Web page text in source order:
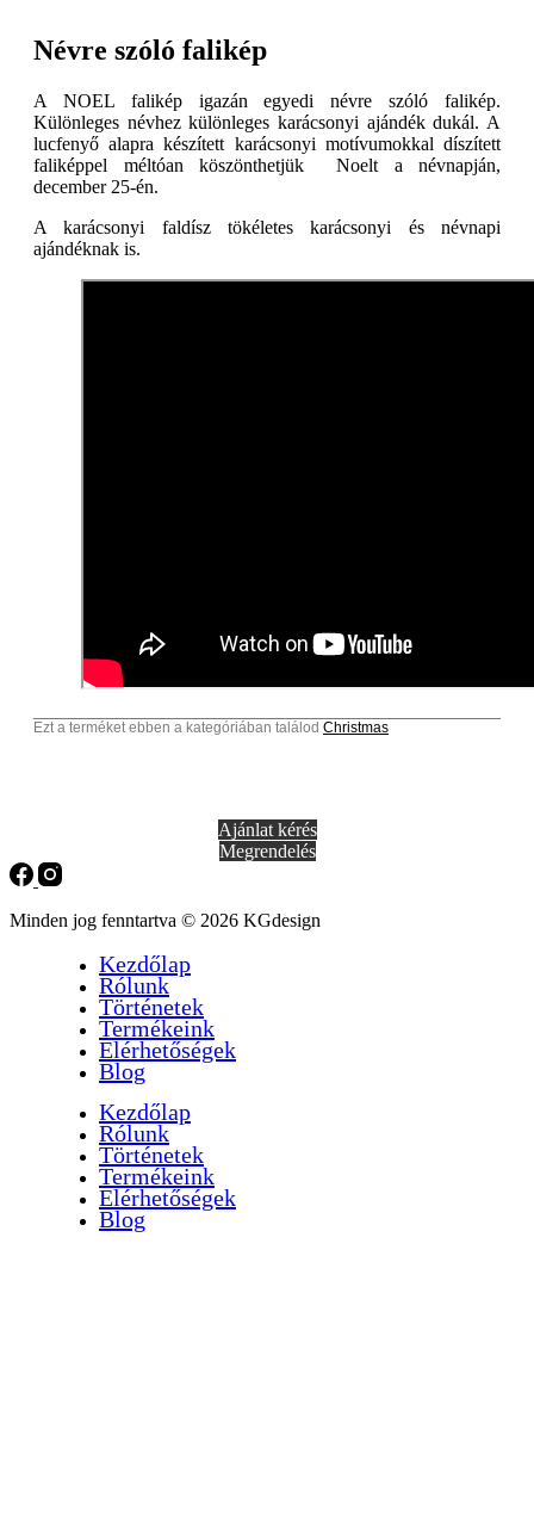
Névre szóló falikép
A NOEL falikép igazán egyedi névre szóló falikép.
Különleges névhez különleges karácsonyi ajándék dukál. A
lucfenyő alapra készített karácsonyi motívumokkal díszített
faliképpel méltóan köszönthetjük Noelt a névnapján,
december 25-én.
A karácsonyi faldísz tökéletes karácsonyi és névnapi
ajándéknak is.
Ezt a terméket ebben a kategóriában találod Christmas
Ajánlat kérés
Megrendelés
Minden jog fenntartva © 2026 KGdesign
Kezdőlap
Rólunk
Történetek
Termékeink
Elérhetőségek
Blog
Kezdőlap
Rólunk
Történetek
Termékeink
Elérhetőségek
Blog